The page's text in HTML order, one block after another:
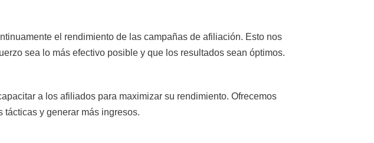
el rendimiento de las campañas de afiliación. Esto nos
sea lo más efectivo posible y que los resultados sean óptimos.
a los afiliados para maximizar su rendimiento. Ofrecemos
y generar más ingresos.